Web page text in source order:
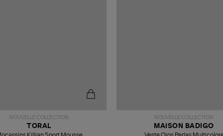
NOUVELLE COLLECTION
TORAL
NOUVELLE COLLECTION
MAISON BADIGO